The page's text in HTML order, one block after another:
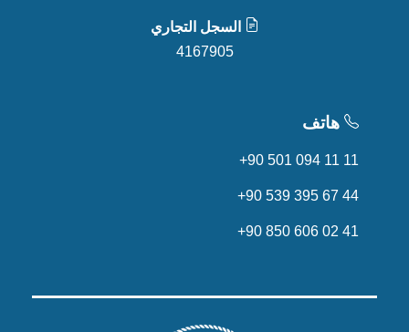
السجل التجاري
4167905
هاتف
+90 501 094 11 11
+90 539 395 67 44
+90 850 606 02 41